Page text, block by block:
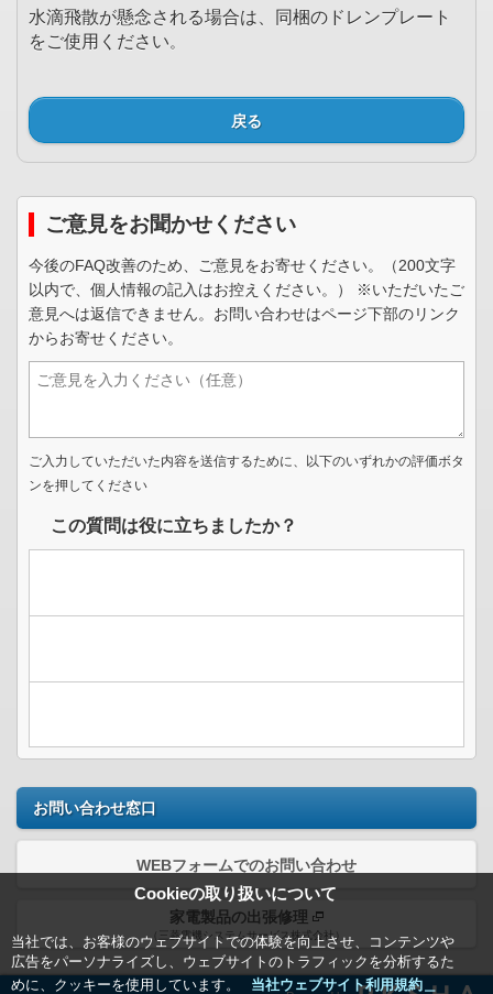
Cookieの取り扱いについて
当社では、お客様のウェブサイトでの体験を向上させ、コンテンツや
広告をパーソナライズし、ウェブサイトのトラフィックを分析するた
めに、クッキーを使用しています。
当社ウェブサイト利用規約＿
水滴飛散が懸念される場合は、同梱のドレンプレート
をご使用ください。
戻る
ご意見をお聞かせください
今後のFAQ改善のため、ご意見をお寄せください。（200文字
以内で、個人情報の記入はお控えください。） ※いただいたご
意見へは返信できません。お問い合わせはページ下部のリンク
からお寄せください。
ご入力していただいた内容を送信するために、以下のいずれかの評価ボタ
ンを押してください
この質問は役に立ちましたか？
お問い合わせ窓口
WEBフォームでのお問い合わせ
家電製品の出張修理
（三菱電機システムサービス株式会社）